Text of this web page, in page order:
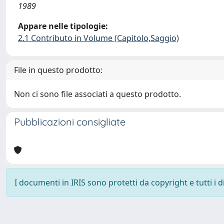
1989
Appare nelle tipologie:
2.1 Contributo in Volume (Capitolo,Saggio)
File in questo prodotto:
Non ci sono file associati a questo prodotto.
Pubblicazioni consigliate
I documenti in IRIS sono protetti da copyright e tutti i